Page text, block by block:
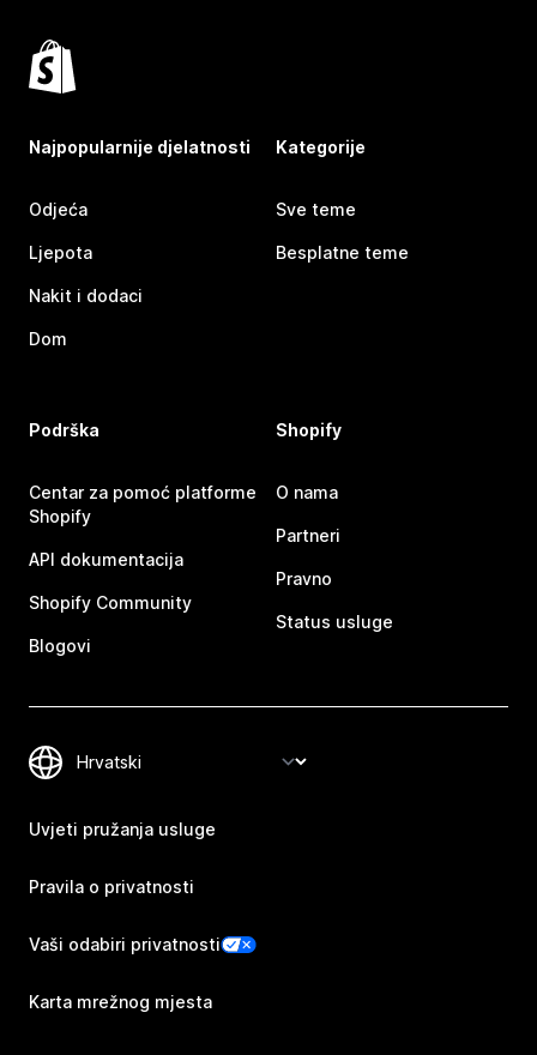
Najpopularnije djelatnosti
Odjeća
Ljepota
Nakit i dodaci
Dom
Kategorije
Sve teme
Besplatne teme
Podrška
Centar za pomoć platforme
Shopify
API dokumentacija
Shopify Community
Blogovi
Shopify
O nama
Partneri
Pravno
Status usluge
Uvjeti pružanja usluge
Pravila o privatnosti
Vaši odabiri privatnosti
Karta mrežnog mjesta